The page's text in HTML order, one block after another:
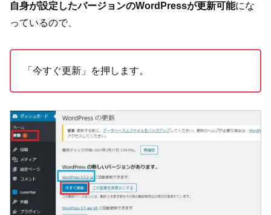
自身が設定したバージョンのWordPressが更新可能にな
っているので、
「今すぐ更新」を押します。